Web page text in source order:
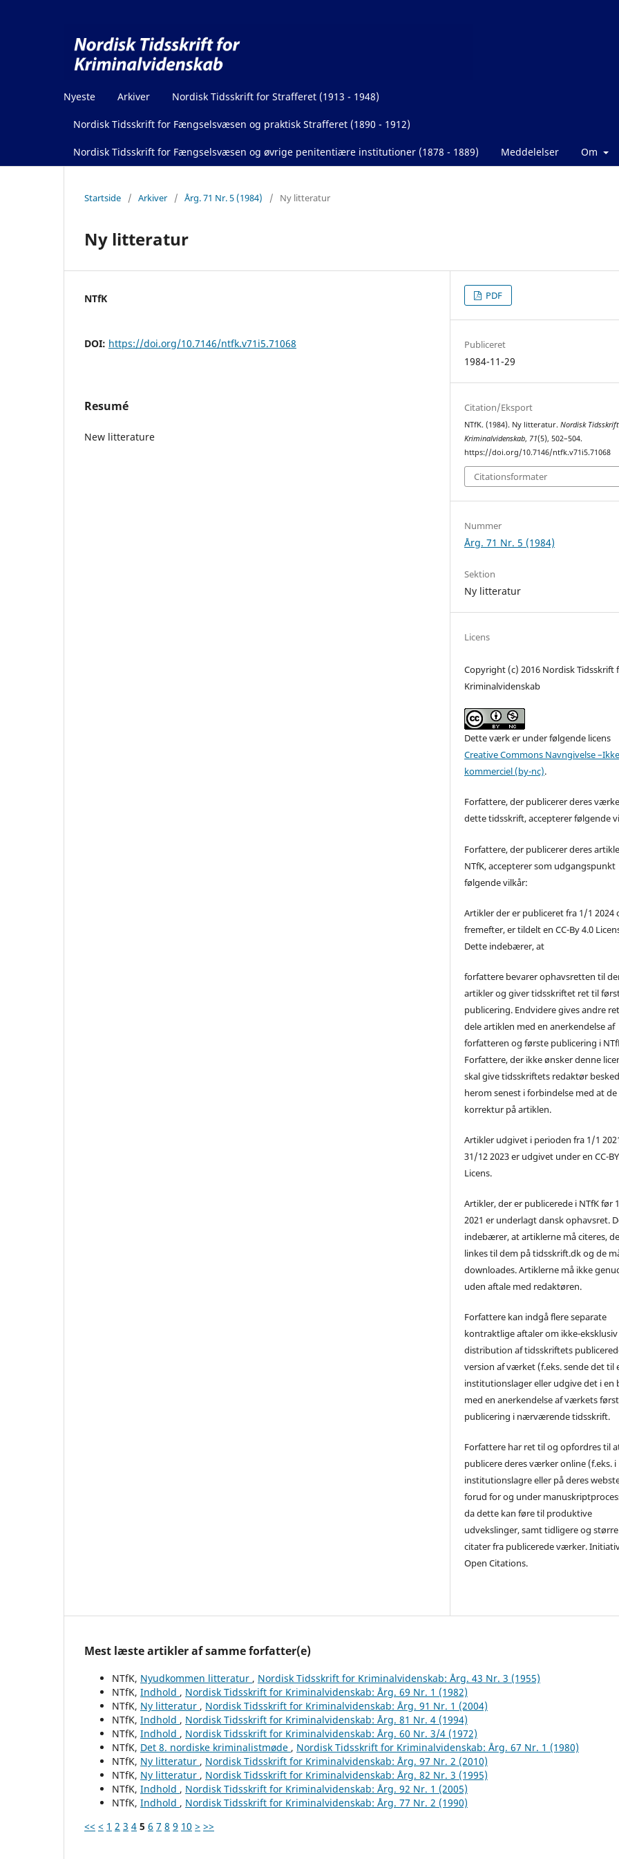
Nyeste Arkiver Nordisk Tidsskrift for Strafferet (1913 - 1948)
Nordisk Tidsskrift for Fængselsvæsen og praktisk Strafferet (1890 - 1912)
Nordisk Tidsskrift for Fængselsvæsen og øvrige penitentiære institutioner (1878 - 1889) Meddelelser Om
Startside / Arkiver / Årg. 71 Nr. 5 (1984) / Ny litteratur
Ny litteratur
NTfK
DOI: https://doi.org/10.7146/ntfk.v71i5.71068
Resumé
New litterature
PDF
Publiceret
1984-11-29
Citation/Eksport
NTfK. (1984). Ny litteratur.Nordisk
Kriminalvidenskab, 71(5), 502–504.
https://doi.org/10.7146/ntfk.v71i5.71068
Citationsformater
Nummer
Årg. 71 Nr. 5 (1984)
Sektion
Ny litteratur
Licens
Copyright (c) 2016 Nordisk Tidsskrift
Kriminalvidenskab
Dette værk er under følgende licens
Creative Commons Navngivelse
kommerciel (by-nc).
Forfattere, der publicerer deres
dette tidsskrift, accepterer følgende
Forfattere, der publicerer deres
NTfK, accepterer som udgangspunkt
følgende vilkår:
Artikler der er publiceret fra 1/1 2024
fremefter, er tildelt en CC-By 4.0
Dette indebærer, at
forfattere bevarer ophavsretten til
artikler og giver tidsskriftet ret til
publicering. Endvidere gives andre
dele artiklen med en anerkendelse af
forfatteren og første publicering i
Forfattere, der ikke ønsker denne
skal give tidsskriftets redaktør besked
herom senest i forbindelse med at
korrektur på artiklen.
Artikler udgivet i perioden fra 1/1
31/12 2023 er udgivet under en CC-
Licens.
Artikler, der er publicerede i NTfK før
2021 er underlagt dansk ophavsret.
indebærer, at artiklerne må citeres,
linkes til dem på tidsskrift.dk og de
downloades. Artiklerne må ikke
uden aftale med redaktøren.
Forfattere kan indgå flere separate
kontraktlige aftaler om ikke-eksklusiv
distribution af tidsskriftets
version af værket (f.eks. sende det til
institutionslager eller udgive det i en
med en anerkendelse af værkets
publicering i nærværende tidsskrift.
Forfattere har ret til og opfordres til
publicere deres værker online (f.eks. i
institutionslagre eller på deres
forud for og under
da dette kan føre til produktive
udvekslinger, samt tidligere og større
citater fra publicerede værker.
Open Citations.
Mest læste artikler af samme forfatter(e)
NTfK, Nyudkommen litteratur , Nordisk Tidsskrift for Kriminalvidenskab: Årg. 43 Nr. 3 (1955)
NTfK, Indhold , Nordisk Tidsskrift for Kriminalvidenskab: Årg. 69 Nr. 1 (1982)
NTfK, Ny litteratur , Nordisk Tidsskrift for Kriminalvidenskab: Årg. 91 Nr. 1 (2004)
NTfK, Indhold , Nordisk Tidsskrift for Kriminalvidenskab: Årg. 81 Nr. 4 (1994)
NTfK, Indhold , Nordisk Tidsskrift for Kriminalvidenskab: Årg. 60 Nr. 3/4 (1972)
NTfK, Det 8. nordiske kriminalistmøde , Nordisk Tidsskrift for Kriminalvidenskab: Årg. 67 Nr. 1 (1980)
NTfK, Ny litteratur , Nordisk Tidsskrift for Kriminalvidenskab: Årg. 97 Nr. 2 (2010)
NTfK, Ny litteratur , Nordisk Tidsskrift for Kriminalvidenskab: Årg. 82 Nr. 3 (1995)
NTfK, Indhold , Nordisk Tidsskrift for Kriminalvidenskab: Årg. 92 Nr. 1 (2005)
NTfK, Indhold , Nordisk Tidsskrift for Kriminalvidenskab: Årg. 77 Nr. 2 (1990)
<< < 1 2 3 4 5 6 7 8 9 10 > >>